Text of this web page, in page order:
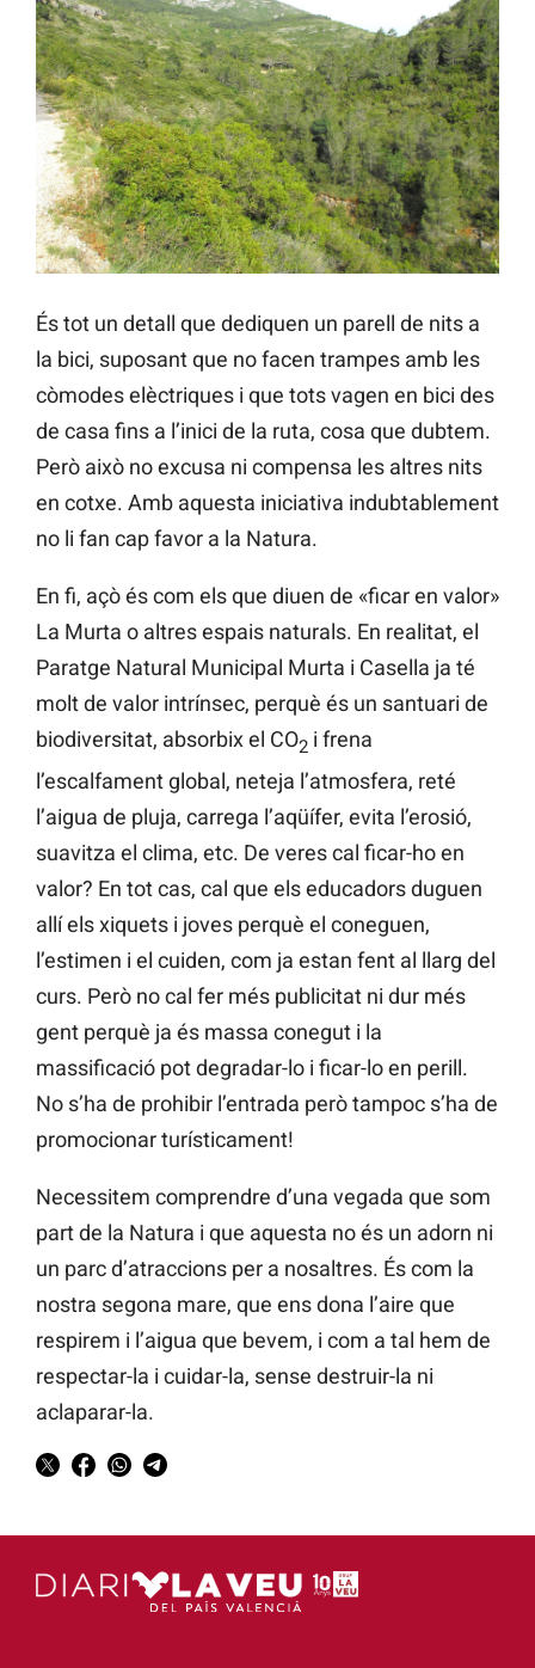
És tot un detall que dediquen un parell de nits a
la bici, suposant que no facen trampes amb les
còmodes elèctriques i que tots vagen en bici des
de casa fins a l’inici de la ruta, cosa que dubtem.
Però això no excusa ni compensa les altres nits
en cotxe. Amb aquesta iniciativa indubtablement
no li fan cap favor a la Natura.
En fi, açò és com els que diuen de «ficar en valor»
La Murta o altres espais naturals. En realitat, el
Paratge Natural Municipal Murta i Casella ja té
molt de valor intrínsec, perquè és un santuari de
biodiversitat, absorbix el CO2 i frena
l’escalfament global, neteja l’atmosfera, reté
l’aigua de pluja, carrega l’aqüífer, evita l’erosió,
suavitza el clima, etc. De veres cal ficar-ho en
valor? En tot cas, cal que els educadors duguen
allí els xiquets i joves perquè el coneguen,
l’estimen i el cuiden, com ja estan fent al llarg del
curs. Però no cal fer més publicitat ni dur més
gent perquè ja és massa conegut i la
massificació pot degradar-lo i ficar-lo en perill.
No s’ha de prohibir l’entrada però tampoc s’ha de
promocionar turísticament!
Necessitem comprendre d’una vegada que som
part de la Natura i que aquesta no és un adorn ni
un parc d’atraccions per a nosaltres. És com la
nostra segona mare, que ens dona l’aire que
respirem i l’aigua que bevem, i com a tal hem de
respectar-la i cuidar-la, sense destruir-la ni
aclaparar-la.